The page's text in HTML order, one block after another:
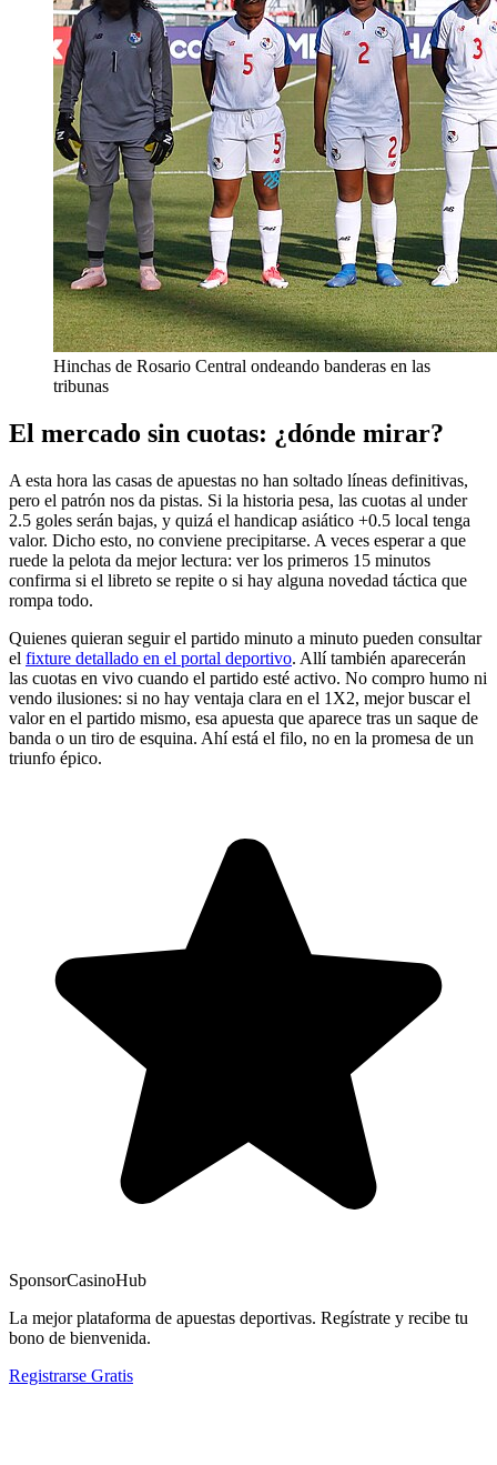
Hinchas de Rosario Central ondeando banderas en las
tribunas
El mercado sin cuotas: ¿dónde mirar?
A esta hora las casas de apuestas no han soltado líneas definitivas,
pero el patrón nos da pistas. Si la historia pesa, las cuotas al under
2.5 goles serán bajas, y quizá el handicap asiático +0.5 local tenga
valor. Dicho esto, no conviene precipitarse. A veces esperar a que
ruede la pelota da mejor lectura: ver los primeros 15 minutos
confirma si el libreto se repite o si hay alguna novedad táctica que
rompa todo.
Quienes quieran seguir el partido minuto a minuto pueden consultar
el fixture detallado en el portal deportivo. Allí también aparecerán
las cuotas en vivo cuando el partido esté activo. No compro humo ni
vendo ilusiones: si no hay ventaja clara en el 1X2, mejor buscar el
valor en el partido mismo, esa apuesta que aparece tras un saque de
banda o un tiro de esquina. Ahí está el filo, no en la promesa de un
triunfo épico.
SponsorCasinoHub
La mejor plataforma de apuestas deportivas. Regístrate y recibe tu
bono de bienvenida.
Registrarse Gratis